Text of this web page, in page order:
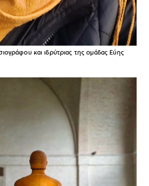
και ιδρύτριας της ομάδας Εύης